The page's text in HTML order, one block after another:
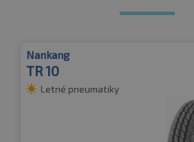
Nankang
TR 10
Letné pneumatiky